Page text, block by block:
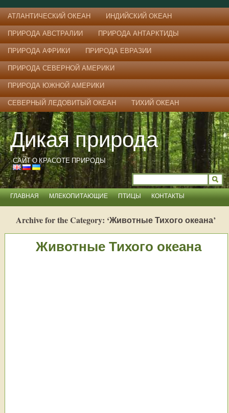
АТЛАНТИЧЕСКИЙ ОКЕАН ИНДИЙСКИЙ ОКЕАН
ПРИРОДА АВСТРАЛИИ ПРИРОДА АНТАРКТИДЫ
ПРИРОДА АФРИКИ ПРИРОДА ЕВРАЗИИ
ПРИРОДА СЕВЕРНОЙ АМЕРИКИ
ПРИРОДА ЮЖНОЙ АМЕРИКИ
СЕВЕРНЫЙ ЛЕДОВИТЫЙ ОКЕАН ТИХИЙ ОКЕАН
Дикая природа
САЙТ О КРАСОТЕ ПРИРОДЫ
ГЛАВНАЯ МЛЕКОПИТАЮЩИЕ ПТИЦЫ КОНТАКТЫ
Archive for the Category: ‘Животные Тихого океана’
Животные Тихого океана